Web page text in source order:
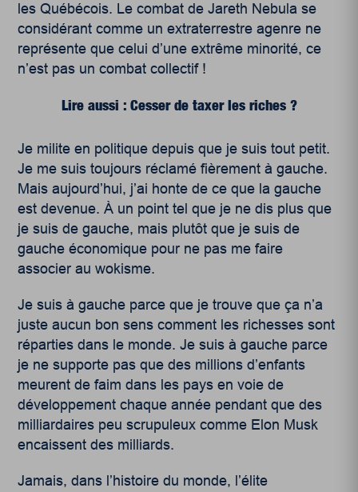
les Québécois. Le combat de Jareth Nebula se
considérant comme un extraterrestre agenre ne
représente que celui d’une extrême minorité, ce
n’est pas un combat collectif !
Lire aussi : Cesser de taxer les riches ?
Je milite en politique depuis que je suis tout petit.
Je me suis toujours réclamé fièrement à gauche.
Mais aujourd’hui, j’ai honte de ce que la gauche
est devenue. À un point tel que je ne dis plus que
je suis de gauche, mais plutôt que je suis de
gauche économique pour ne pas me faire
associer au wokisme.
Je suis à gauche parce que je trouve que ça n’a
juste aucun bon sens comment les richesses sont
réparties dans le monde. Je suis à gauche parce
je ne supporte pas que des millions d’enfants
meurent de faim dans les pays en voie de
développement chaque année pendant que des
milliardaires peu scrupuleux comme Elon Musk
encaissent des milliards.
Jamais, dans l’histoire du monde, l’élite